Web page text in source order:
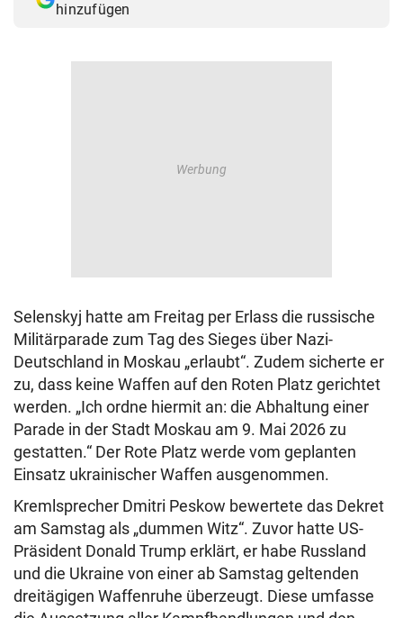
hinzufügen
Selenskyj hatte am Freitag per Erlass die russische
Militärparade zum Tag des Sieges über Nazi-
Deutschland in Moskau „erlaubt“. Zudem sicherte er
zu, dass keine Waffen auf den Roten Platz gerichtet
werden. „Ich ordne hiermit an: die Abhaltung einer
Parade in der Stadt Moskau am 9. Mai 2026 zu
gestatten.“ Der Rote Platz werde vom geplanten
Einsatz ukrainischer Waffen ausgenommen.
Kremlsprecher Dmitri Peskow bewertete das Dekret
am Samstag als „dummen Witz“. Zuvor hatte US-
Präsident Donald Trump erklärt, er habe Russland
und die Ukraine von einer ab Samstag geltenden
dreitägigen Waffenruhe überzeugt. Diese umfasse